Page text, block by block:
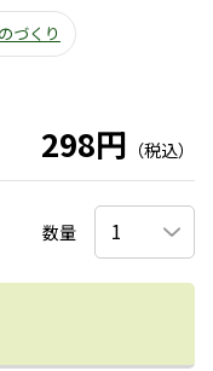
づくり
298円 （税込）
数量